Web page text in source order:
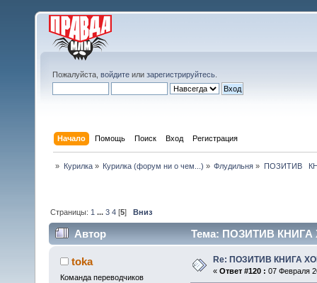
Пожалуйста, войдите или зарегистрируйтесь
Начало Помощь Поиск Вход Регистрация
» Курилка» Курилка (форум ни о чем...) » Флудильня » ПОЗИТИВ
Страницы: 1 ...3 4 [5]Вниз
Автор Тема: ПОЗИТИВ КНИГА
toka
Команда переводчиков
Re: ПОЗИТИВ КНИГА
« Ответ #120 : 07 Февраля